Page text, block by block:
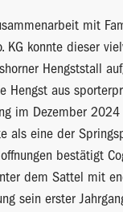
mit
KG konnte dieser
Hengststall
Hengst aus
im Dezember
als eine der
bestätigt
dem Sattel mit
sein erster